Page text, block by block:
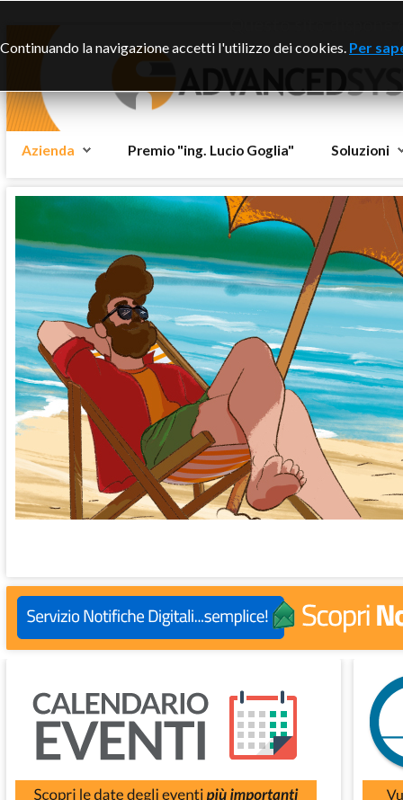
Azienda Premio "ing. Lucio Goglia" Soluzioni
Continuando la navigazione accetti l'utilizzo dei cookies. Per